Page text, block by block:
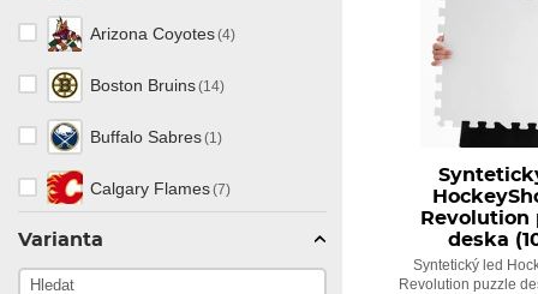
Tacks(12)
JFSC
Joma (1)
Knapper(18)
McKenney (2)
Mylec
Arizona Coyotes(4)
Boston Bruins(14)
Buffalo Sabres(1)
Calgary Flames(7)
Carolina Hurricanes
Varianta
Revolution
deska
Syntetický led
Revolution puzzle